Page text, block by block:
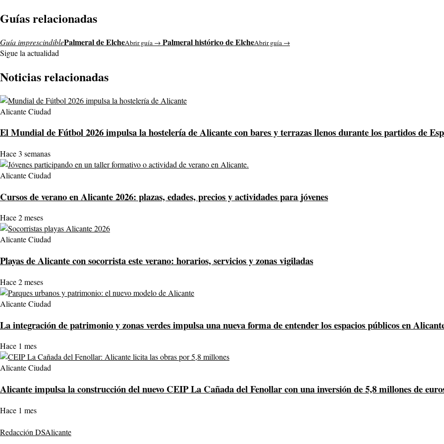
Guías relacionadas
Guía imprescindiblePalmeral de ElcheAbrir guía → Palmeral histórico de ElcheAbrir guía →
Sigue la actualidad
Noticias relacionadas
Alicante Ciudad
El Mundial de Fútbol 2026 impulsa la hostelería de Alicante con bares y terrazas llenos durante los partidos de
Hace 3 semanas
Alicante Ciudad
Cursos de verano en Alicante 2026: plazas, edades, precios y actividades para jóvenes
Hace 2 meses
Alicante Ciudad
Playas de Alicante con socorrista este verano: horarios, servicios y zonas vigiladas
Hace 2 meses
Alicante Ciudad
La integración de patrimonio y zonas verdes impulsa una nueva forma de entender los espacios públicos en
Hace 1 mes
Alicante Ciudad
Alicante impulsa la construcción del nuevo CEIP La Cañada del Fenollar con una inversión de 5,8 millones de
Hace 1 mes
Redacción DSAlicante